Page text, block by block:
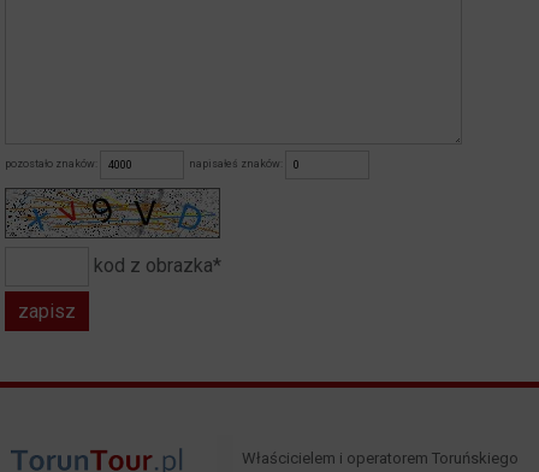
pozostało znaków: napisałeś znaków:
kod z obrazka*
Właścicielem i operatorem Toruńskiego